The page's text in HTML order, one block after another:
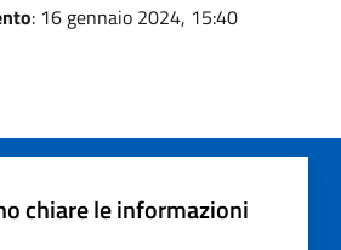
: 16 gennaio 2024, 15:40
chiare le informazioni